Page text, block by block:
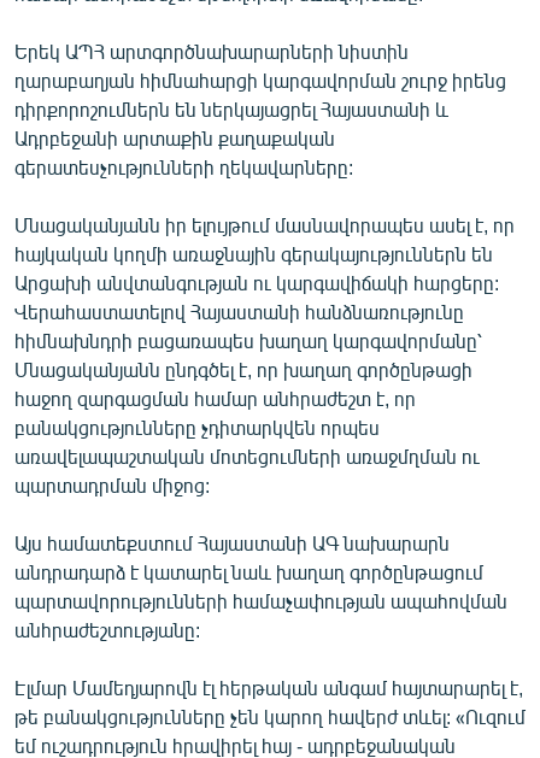
Երեկ ԱՊՀ արտգործնախարարների նիստին
ղարաբաղյան հիմնահարցի կարգավորման շուրջ իրենց
դիրքորոշումներն են ներկայացրել Հայաստանի և
Ադրբեջանի արտաքին քաղաքական
գերատեսչությունների ղեկավարները:
Մնացականյանն իր ելույթում մասնավորապես ասել է, որ
հայկական կողմի առաջնային գերակայություններն են
Արցախի անվտանգության ու կարգավիճակի հարցերը:
Վերահաստատելով Հայաստանի հանձնառությունը
հիմնախնդրի բացառապես խաղաղ կարգավորմանը՝
Մնացականյանն ընդգծել է, որ խաղաղ գործընթացի
հաջող զարգացման համար անհրաժեշտ է, որ
բանակցությունները չդիտարկվեն որպես
առավելապաշտական մոտեցումների առաջմղման ու
պարտադրման միջոց:
Այս համատեքստում Հայաստանի ԱԳ նախարարն
անդրադարձ է կատարել նաև խաղաղ գործընթացում
պարտավորությունների համաչափության ապահովման
անհրաժեշտությանը:
Էլմար Մամեդյարովն էլ հերթական անգամ հայտարարել է,
թե բանակցությունները չեն կարող հավերժ տևել: «Ուզում
եմ ուշադրություն հրավիրել հայ - ադրբեջանական